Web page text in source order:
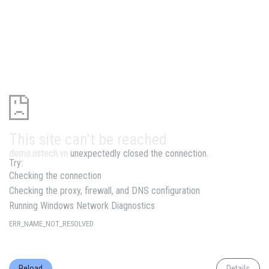
unexpectedly closed the connection.
Try:
Checking the connection
Checking the proxy, firewall, and DNS configuration
Running Windows Network Diagnostics
ERR_NAME_NOT_RESOLVED